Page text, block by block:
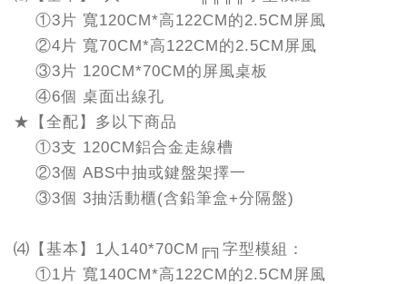
①3片 寬120CM*高122CM的2.5CM屏風
②4片 寬70CM*高122CM的2.5CM屏風
③3片 120CM*70CM的屏風桌板
④6個 桌面出線孔
★【全配】多以下商品
①3支 120CM鋁合金走線槽
②3個 ABS中抽或鍵盤架擇一
③3個 3抽活動櫃(含鉛筆盒+分隔盤)
⑷【基本】1人140*70CM╔╗字型模組：
①1片 寬140CM*高122CM的2.5CM屏風